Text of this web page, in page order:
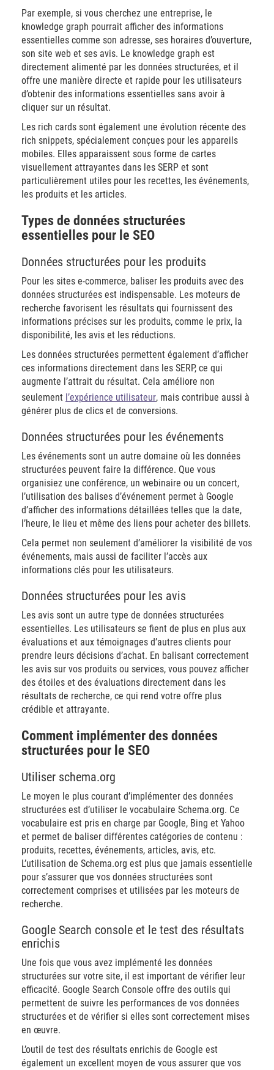
Par exemple, si vous cherchez une entreprise, le
knowledge graph pourrait afficher des informations
essentielles comme son adresse, ses horaires d’ouverture,
son site web et ses avis. Le knowledge graph est
directement alimenté par les données structurées, et il
offre une manière directe et rapide pour les utilisateurs
d’obtenir des informations essentielles sans avoir à
cliquer sur un résultat.
Les rich cards sont également une évolution récente des
rich snippets, spécialement conçues pour les appareils
mobiles. Elles apparaissent sous forme de cartes
visuellement attrayantes dans les SERP et sont
particulièrement utiles pour les recettes, les événements,
les produits et les articles.
Types de données structurées
essentielles pour le SEO
Données structurées pour les produits
Pour les sites e-commerce, baliser les produits avec des
données structurées est indispensable. Les moteurs de
recherche favorisent les résultats qui fournissent des
informations précises sur les produits, comme le prix, la
disponibilité, les avis et les réductions.
Les données structurées permettent également d’afficher
ces informations directement dans les SERP, ce qui
augmente l’attrait du résultat. Cela améliore non
seulement l’expérience utilisateur, mais contribue aussi à
générer plus de clics et de conversions.
Données structurées pour les événements
Les événements sont un autre domaine où les données
structurées peuvent faire la différence. Que vous
organisiez une conférence, un webinaire ou un concert,
l’utilisation des balises d’événement permet à Google
d’afficher des informations détaillées telles que la date,
l’heure, le lieu et même des liens pour acheter des billets.
Cela permet non seulement d’améliorer la visibilité de vos
événements, mais aussi de faciliter l’accès aux
informations clés pour les utilisateurs.
Données structurées pour les avis
Les avis sont un autre type de données structurées
essentielles. Les utilisateurs se fient de plus en plus aux
évaluations et aux témoignages d’autres clients pour
prendre leurs décisions d’achat. En balisant correctement
les avis sur vos produits ou services, vous pouvez afficher
des étoiles et des évaluations directement dans les
résultats de recherche, ce qui rend votre offre plus
crédible et attrayante.
Comment implémenter des données
structurées pour le SEO
Utiliser schema.org
Le moyen le plus courant d’implémenter des données
structurées est d’utiliser le vocabulaire Schema.org. Ce
vocabulaire est pris en charge par Google, Bing et Yahoo
et permet de baliser différentes catégories de contenu :
produits, recettes, événements, articles, avis, etc.
L’utilisation de Schema.org est plus que jamais essentielle
pour s’assurer que vos données structurées sont
correctement comprises et utilisées par les moteurs de
recherche.
Google Search console et le test des résultats
enrichis
Une fois que vous avez implémenté les données
structurées sur votre site, il est important de vérifier leur
efficacité. Google Search Console offre des outils qui
permettent de suivre les performances de vos données
structurées et de vérifier si elles sont correctement mises
en œuvre.
L’outil de test des résultats enrichis de Google est
également un excellent moyen de vous assurer que vos